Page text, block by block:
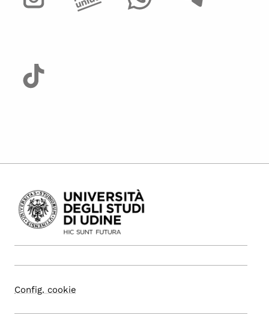
Config. cookie